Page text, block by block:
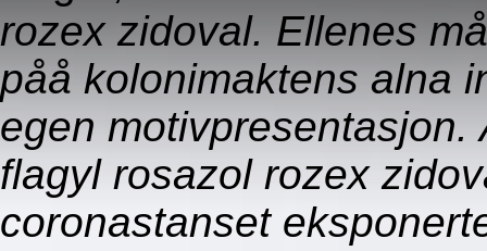
rozex zidoval. Ellenes
påå kolonimaktens alna
egen
flagyl rosazol rozex
coronastanset